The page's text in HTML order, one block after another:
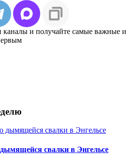
и получайте самые важные и
свалки в Энгельсе